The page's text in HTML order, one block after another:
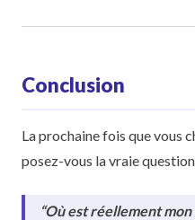
Conclusion
La prochaine fois que vous
posez-vous la vraie
“Où est réellement mon